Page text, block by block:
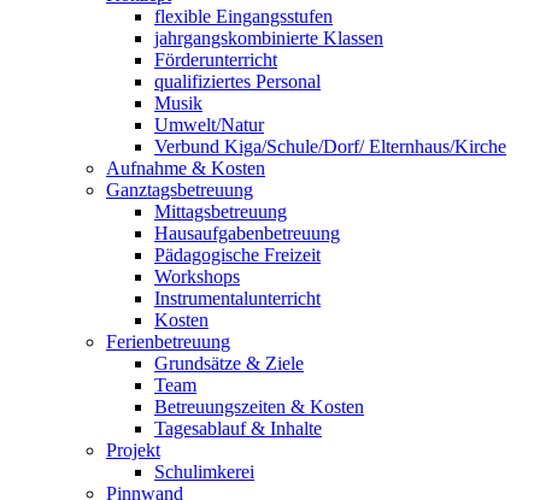
flexible Eingangsstufen
jahrgangskombinierte Klassen
Förderunterricht
qualifiziertes Personal
Musik
Umwelt/Natur
Verbund Kiga/Schule/Dorf/ Elternhaus/Kirche
Aufnahme & Kosten
Ganztagsbetreuung
Mittagsbetreuung
Hausaufgabenbetreuung
Pädagogische Freizeit
Workshops
Instrumentalunterricht
Kosten
Ferienbetreuung
Grundsätze & Ziele
Team
Betreuungszeiten & Kosten
Tagesablauf & Inhalte
Projekt
Schulimkerei
Pinnwand